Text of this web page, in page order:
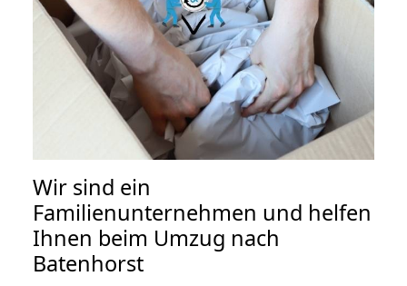
Wir sind ein
Familienunternehmen und helfen
Ihnen beim Umzug nach
Batenhorst